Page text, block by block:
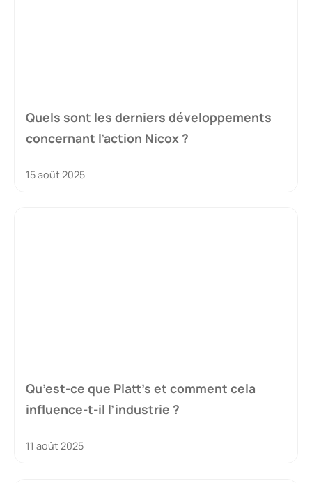
Quels sont les derniers développements
concernant l’action Nicox ?
15 août 2025
Qu’est-ce que Platt’s et comment cela
influence-t-il l’industrie ?
11 août 2025